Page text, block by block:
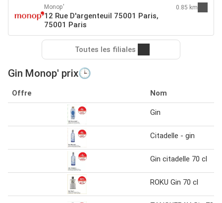
Monop'
12 Rue D'argenteuil 75001 Paris,
75001 Paris
0.85 km
Toutes les filiales
Gin Monop' prix🕒
Offre Nom
Gin
Citadelle - gin
Gin citadelle 70 cl
ROKU Gin 70 cl